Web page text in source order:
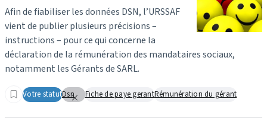
Afin de fiabiliser les données DSN, l’URSSAF
vient de publier plusieurs précisions –
instructions – pour ce qui concerne la
déclaration de la rémunération des mandataires sociaux,
notamment les Gérants de SARL.
Votre statutDsn Fiche de paye gerantRémunération du gérant